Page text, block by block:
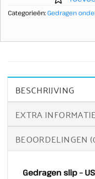
Categorieën:Gedragen
BESCHRIJVING
EXTRA INFORMATIE
BEOORDELINGEN
Gedragen slip –